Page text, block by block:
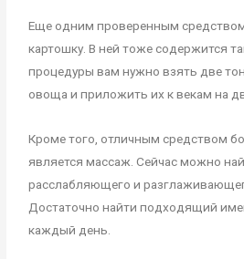
Еще одним проверенным средством
картошку. В ней тоже содержится
процедуры вам нужно взять две
овоща и приложить их к векам на
Кроме того, отличным средством
является массаж. Сейчас можно
расслабляющего и
Достаточно найти подходящий
каждый день.